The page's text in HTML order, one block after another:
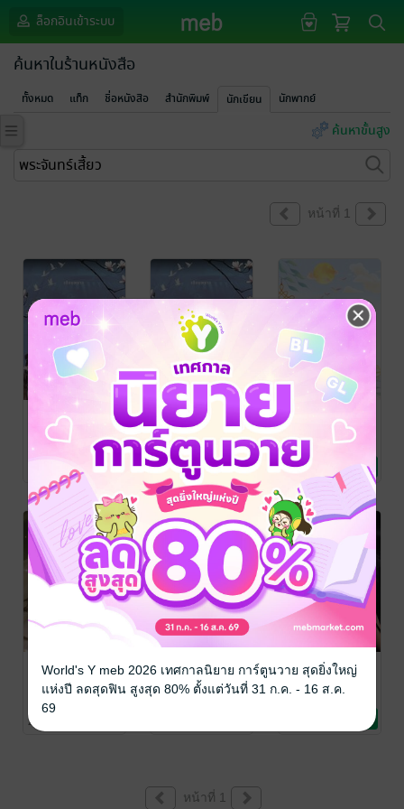
ล็อกอินเข้าระบบ
ค้นหาในร้านหนังสือ
ทั้งหมด แท็ก ชื่อหนังสือ สำนักพิมพ์ นักเขียน นักพากย์
ค้นหาขั้นสูง
หน้าที่ 1
สามีข้า...คือ
ท่านแม่ทัพ เล่ม
2เดือนพราว/
พระจันทร์เสี้ยว
เดือนพราว
นิยายรักจีนโบราณ
สามีข้า...คือ
ท่านแม่ทัพ เล่ม
1
เดือนพราว/
พระจันทร์เสี้ยว/
เดือนพราว
นิยายรักจีนโบราณ
3 Rating
ชะตานี้...ข้า
ลิขิต
เดือนพราว/
พระจันทร์เสี้ยว
เดือนพราว
นิยายรักจีนโบราณ
4 Rating
พีเรียด
พ.ศ.2481 (ภาค
แรก)
พระจันทร์เสี้ยวใน
เดือนเพ็ญ
นิยายโรมานซ์
2 Rating
พระจันทร์เสี้ยวใน
เดือนเพ็ญ
นิยายรัก
MY BOSS สุดที่
(ร้าย) รัก
พระจันทร์เสี้ยว
พระจันทร์เสี้ยว
หน้าที่ 1
World's Y meb 2026 เทศกาลนิยาย การ์ตูนวาย สุดยิ่งใหญ่
แห่งปี ลดสุดฟิน สูงสุด 80% ตั้งแต่วันที่ 31 ก.ค. - 16 ส.ค.
69